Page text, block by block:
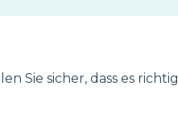
Sie sicher, dass es richtig